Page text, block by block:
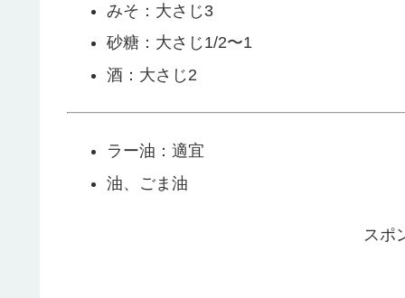
みそ：大さじ3
砂糖：大さじ1/2〜1
酒：大さじ2
ラー油：適宜
油、ごま油
スポ